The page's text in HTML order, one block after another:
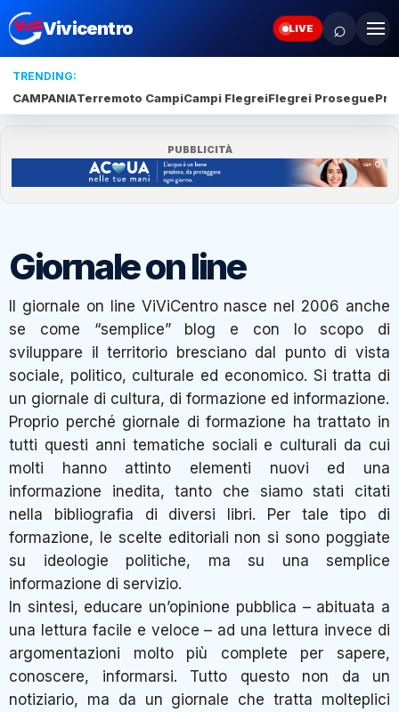
Vivicentro LIVE ⌕
TRENDING:
CAMPANIATerremoto CampiCampi FlegreiFlegrei Prosegue
PUBBLICITÀ
Giornale on line
Il giornale on line ViViCentro nasce nel 2006 anche
se come “semplice” blog e con lo scopo di
sviluppare il territorio bresciano dal punto di vista
sociale, politico, culturale ed economico. Si tratta di
un giornale di cultura, di formazione ed informazione.
Proprio perché giornale di formazione ha trattato in
tutti questi anni tematiche sociali e culturali da cui
molti hanno attinto elementi nuovi ed una
informazione inedita, tanto che siamo stati citati
nella bibliografia di diversi libri. Per tale tipo di
formazione, le scelte editoriali non si sono poggiate
su ideologie politiche, ma su una semplice
informazione di servizio.
In sintesi, educare un’opinione pubblica – abituata a
una lettura facile e veloce – ad una lettura invece di
argomentazioni molto più complete per sapere,
conoscere, informarsi. Tutto questo non da un
notiziario, ma da un giornale che tratta molteplici